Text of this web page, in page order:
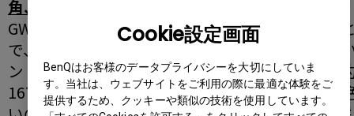
Cookie設定画面
BenQはお客様のデータプライバシーを大切にしていま
す。当社は、ウェブサイトをご利用の際に最適な体験をご
提供するため、クッキーや類似の技術を使用しています。
角、ハイコントラストを実現
GW2255はアドバンストVAパネルを使用するこ
で、上下左右178°のワイド視野角と3000:1の高
ントラストを実現。また表示色は、フルカラー
1677万色表示に対応するため、原色に近い深い